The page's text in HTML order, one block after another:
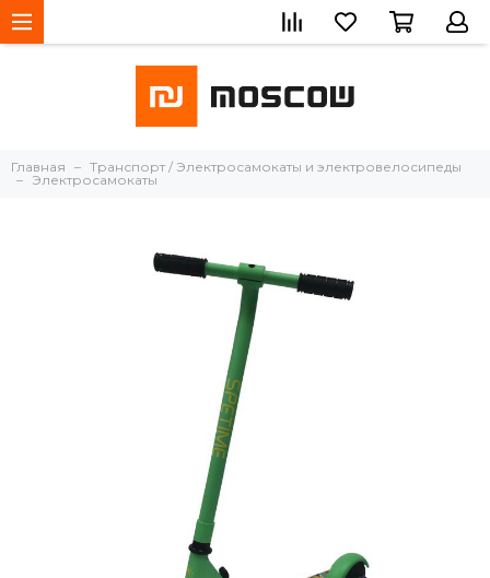
Главная
Транспорт / Электросамокаты и электровелосипеды
Электросамокаты